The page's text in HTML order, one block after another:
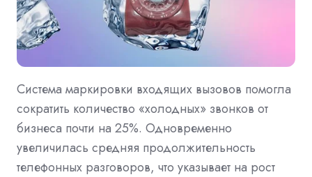
Система маркировки входящих вызовов помогла
сократить количество «холодных» звонков от
бизнеса почти на 25%. Одновременно
увеличилась средняя продолжительность
телефонных разговоров, что указывает на рост